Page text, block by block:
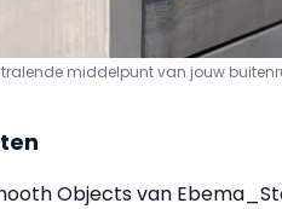
middelpunt van jouw
Objects van